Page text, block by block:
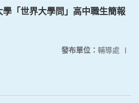
學「世界大學問」高中職生簡報
發布單位： 輔導處 |